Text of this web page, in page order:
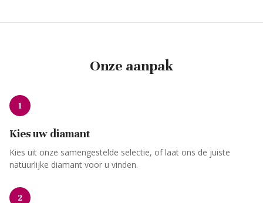
Onze aanpak
1
Kies uw diamant
Kies uit onze samengestelde selectie, of laat ons de juiste
natuurlijke diamant voor u vinden.
2